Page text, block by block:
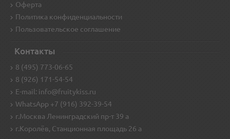
Оферта
Политика конфиденциальности
Пользовательское соглашение
Контакты
8 (495) 773-06-65
8 (926) 171-54-54
E-mail: info@fruitykiss.ru
WhatsApp +7 (916) 392-39-54
г.Москва Ленинградский пр-т 39 а
г.Королёв, Станционная площадь 26 а